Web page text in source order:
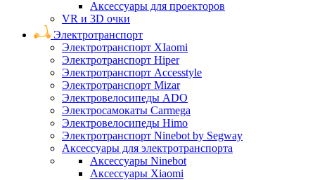
Аксессуары для проекторов
VR и 3D очки
Электротранспорт
Электротранспорт XIaomi
Электротранспорт Hiper
Электротранспорт Accesstyle
Электротранспорт Mizar
Электровелосипеды ADO
Электросамокаты Carmega
Электровелосипеды Himo
Электротранспорт Ninebot by Segway
Аксессуары для электротранспорта
Аксессуары Ninebot
Аксессуары Xiaomi